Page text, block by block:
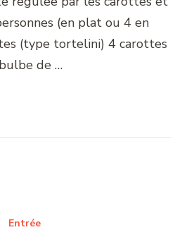
(en plat ou 4 en
(type tortelini) 4 carottes
de …
Entrée